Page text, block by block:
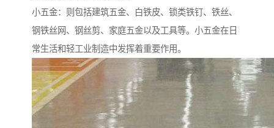
小五金：则包括建筑五金、白铁皮、锁类铁钉、铁丝、
钢铁丝网、钢丝剪、家庭五金以及工具等。小五金在日
常生活和轻工业制造中发挥着重要作用。